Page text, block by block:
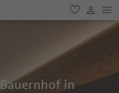
oblíbené
in